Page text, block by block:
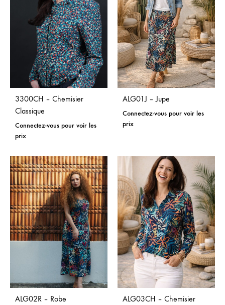
3300CH – Chemisier
Classique
Connectez-vous pour voir les
prix
ALG01J – Jupe
Connectez-vous pour voir les
prix
ALG02R – Robe ALG03CH – Chemisier